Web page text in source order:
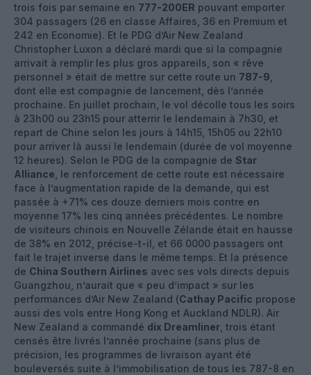
trois fois par semaine en 777-200ER pouvant emporter
304 passagers (26 en classe Affaires, 36 en Premium et
242 en Economie). Et le PDG d’Air New Zealand
Christopher Luxon a déclaré mardi que si la compagnie
arrivait à remplir les plus gros appareils, son « rêve
personnel » était de mettre sur cette route un 787-9
dont elle est compagnie de lancement, dès l’année
prochaine. En juillet prochain, le vol décolle tous les soirs
à 23h00 ou 23h15 pour atterrir le lendemain à 7h30, et
repart de Chine selon les jours à 14h15, 15h05 ou 22h10
pour arriver là aussi le lendemain (durée de vol moyenne
12 heures). Selon le PDG de la compagnie de Star
Alliance , le renforcement de cette route est nécessaire
face à l’augmentation rapide de la demande, qui est
passée à +71% ces douze derniers mois contre en
moyenne 17% les cinq années précédentes. Le nombre
de visiteurs chinois en Nouvelle Zélande était en hausse
de 38% en 2012, précise-t-il, et 66 0000 passagers ont
fait le trajet inverse dans le même temps. Et la présence
de China Southern Airlines avec ses vols directs depuis
Guangzhou, n’aurait que « peu d’impact » sur les
performances d’Air New Zealand (Cathay Pacific propose
aussi des vols entre Hong Kong et Auckland NDLR). Air
New Zealand a commandé dix Dreamliner , trois étant
censés être livrés l’année prochaine (sans plus de
précision, les programmes de livraison ayant été
bouleversés suite à l’immobilisation de tous les 787-8 en